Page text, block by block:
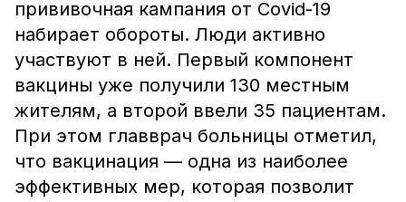
прививочная кампания от Covid-19
набирает обороты. Люди активно
участвуют в ней. Первый компонент
вакцины уже получили 130 местным
жителям, а второй ввели 35 пациентам.
При этом главврач больницы отметил,
что вакцинация — одна из наиболее
эффективных мер, которая позволит